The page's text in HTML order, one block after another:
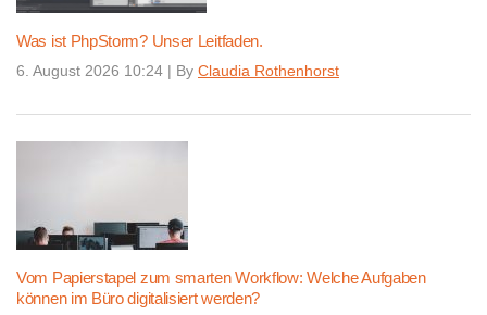
Was ist PhpStorm? Unser Leitfaden.
6. August 2026 10:24 | By Claudia Rothenhorst
Vom Papierstapel zum smarten Workflow: Welche Aufgaben
können im Büro digitalisiert werden?